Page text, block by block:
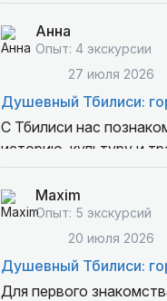
Анна
Опыт: 4 экскурсии
27 июля 2026
Душевный Тбилиси:
С Тбилиси нас
историю, культуру и
уголки, которые
Отдельно хочется
рассказывает о
вкусно поесть, и с
Экскурсия прошла
благодарных
Maxim
Опыт: 5 экскурсий
20 июля 2026
Душевный Тбилиси:
Для первого